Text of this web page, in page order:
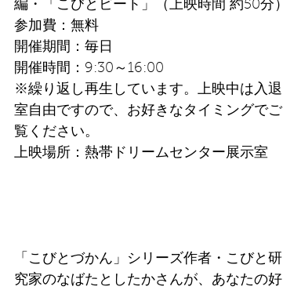
編・「こびとビート」（上映時間 約50分）
開催期間：毎日
開催時間：9:30～16:00
※繰り返し再生しています。上映中は入退
室自由ですので、お好きなタイミングでご
覧ください。
上映場所：熱帯ドリームセンター展示室
「こびとづかん」シリーズ作者・こびと研
究家のなばたとしたかさんが、あなたの好